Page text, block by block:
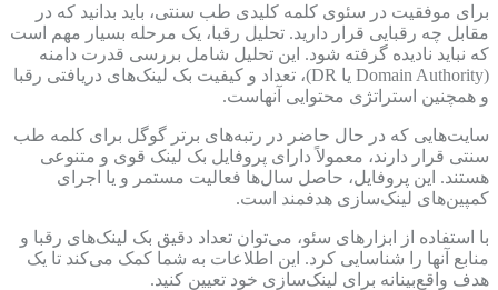
برای موفقیت در سئوی کلمه کلیدی طب سنتی، باید بدانید که در
مقابل چه رقبایی قرار دارید. تحلیل رقبا، یک مرحله بسیار مهم است
که نباید نادیده گرفته شود. این تحلیل شامل بررسی قدرت دامنه
(Domain Authority یا DR)، تعداد و کیفیت بک لینک‌های دریافتی رقبا
و همچنین استراتژی محتوایی آنهاست.
سایت‌هایی که در حال حاضر در رتبه‌های برتر گوگل برای کلمه طب
سنتی قرار دارند، معمولاً دارای پروفایل بک لینک قوی و متنوعی
هستند. این پروفایل، حاصل سال‌ها فعالیت مستمر و یا اجرای
کمپین‌های لینک‌سازی هدفمند است.
با استفاده از ابزارهای سئو، می‌توان تعداد دقیق بک لینک‌های رقبا و
منابع آنها را شناسایی کرد. این اطلاعات به شما کمک می‌کند تا یک
هدف واقع‌بینانه برای لینک‌سازی خود تعیین کنید.